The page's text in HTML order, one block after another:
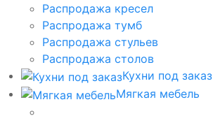
Распродажа кресел
Распродажа тумб
Распродажа стульев
Распродажа столов
Кухни под заказ
Мягкая мебель